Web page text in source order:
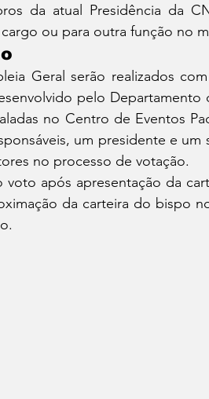
da atual Presidência da
ou para outra função no
Geral serão realizados
pelo Departamento
no Centro de Eventos
um presidente e um
no processo de votação.
após apresentação da
da carteira do bispo